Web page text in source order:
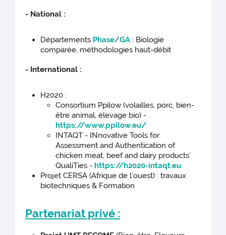
- National :
Départements Phase/GA : Biologie
comparée, méthodologies haut-débit
- International :
H2020 :
Consortium Ppilow (volailles, porc, bien-
être animal, élevage bio) -
https://www.ppilow.eu/
INTAQT - INnovative Tools for
Assessment and Authentication of
chicken meat, beef and dairy products’
QualiTies - https://h2020-intaqt.eu
Projet CERSA (Afrique de l’ouest) : travaux
biotechniques & Formation
Partenariat privé :